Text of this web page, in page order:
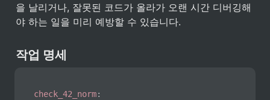
을 날리거나, 잘못된 코드가 올라가 오랜 시간 디버깅해
야 하는 일을 미리 예방할 수 있습니다.
작업 명세
check_42_norm: